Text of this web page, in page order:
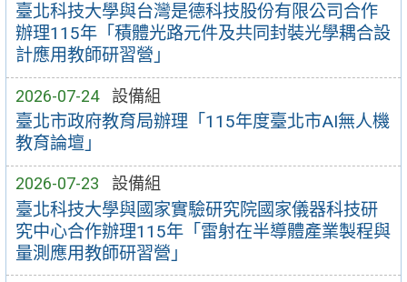
臺北科技大學與台灣是德科技股份有限公司合作
辦理115年「積體光路元件及共同封裝光學耦合設
計應用教師研習營」
2026-07-24 設備組
臺北市政府教育局辦理「115年度臺北市AI無人機
教育論壇」
2026-07-23 設備組
臺北科技大學與國家實驗研究院國家儀器科技研
究中心合作辦理115年「雷射在半導體產業製程與
量測應用教師研習營」